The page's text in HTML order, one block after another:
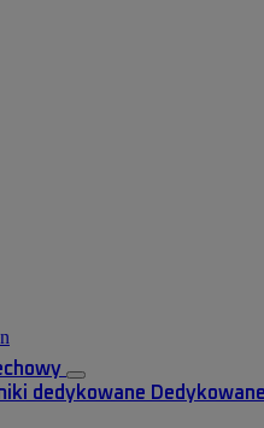
dedykowane